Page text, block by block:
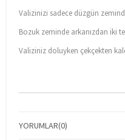
Valizinizi sadece düzgün
Bozuk zeminde arkanızdan iki
Valiziniz doluyken çekçekten
YORUMLAR(0)